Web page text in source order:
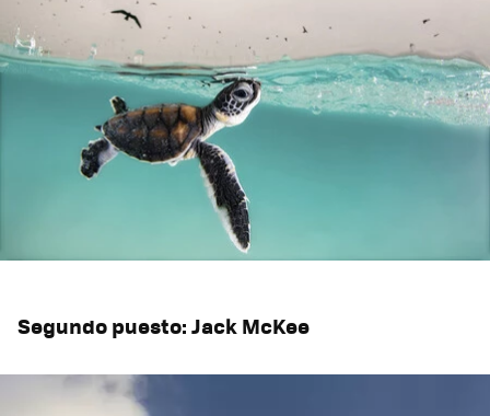
Segundo puesto: Jack McKee